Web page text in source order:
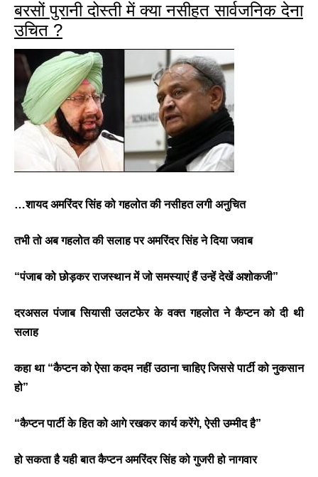
बरसों पुरानी दोस्ती में क्या नसीहत सार्वजनिक देना
उचित ?
…शायद अमरिंदर सिंह को गहलोत की नसीहत लगी अनुचित
तभी तो अब गहलोत की सलाह पर अमरिंदर सिंह ने दिया जवाब
“पंजाब को छोड़कर राजस्थान में जो समस्याएं हैं उन्हें देखें अशोकजी”
दरअसल पंजाब सियासी उलटफेर के वक्त गहलोत ने कैप्टन को दी थी
सलाह
कहा था “कैप्टन को ऐसा कदम नहीं उठाना चाहिए जिससे पार्टी को नुकसान
हो”
“कैप्टन पार्टी के हित को आगे रखकर कार्य करेंगे, ऐसी उम्मीद है”
हो सकता है यही बात कैप्टन अमरिंदर सिंह को गुजरी हो नागवार